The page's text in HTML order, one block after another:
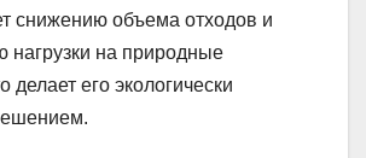
снижению объема отходов и
на природные
делает его экологически